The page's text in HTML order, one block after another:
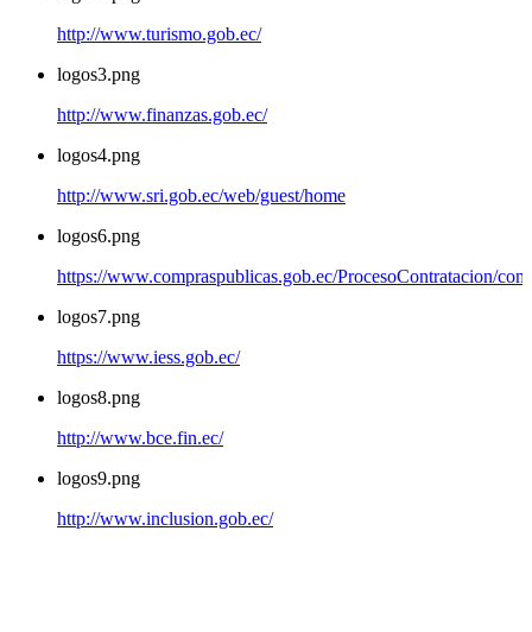
http://www.turismo.gob.ec/
logos3.png
http://www.finanzas.gob.ec/
logos4.png
http://www.sri.gob.ec/web/guest/home
logos6.png
https://www.compraspublicas.gob.ec/ProcesoContratacion/
logos7.png
https://www.iess.gob.ec/
logos8.png
http://www.bce.fin.ec/
logos9.png
http://www.inclusion.gob.ec/